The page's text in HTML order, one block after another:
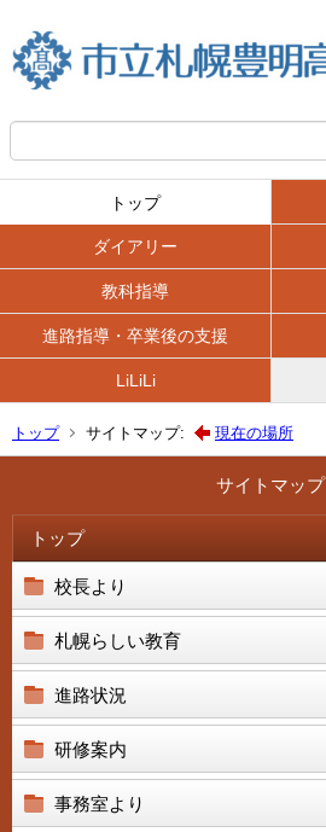
トップ
ダイアリー
教科指導
進路指導・卒業後の支援
LiLiLi
トップ サイトマップ: 現在の場所
サイトマップ
トップ
校長より
札幌らしい教育
進路状況
研修案内
事務室より